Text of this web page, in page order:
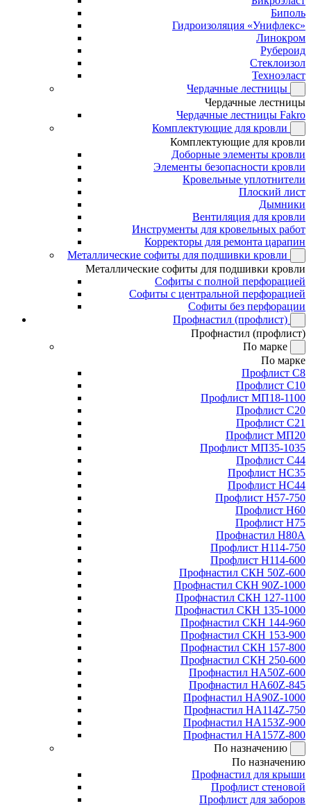
Биполь
Гидроизоляция «Унифлекс»
Линокром
Рубероид
Стеклоизол
Техноэласт
Чердачные лестницы
Чердачные лестницы
Чердачные лестницы Fakro
Комплектующие для кровли
Комплектующие для кровли
Доборные элементы кровли
Элементы безопасности кровли
Кровельные уплотнители
Плоский лист
Дымники
Вентиляция для кровли
Инструменты для кровельных работ
Корректоры для ремонта царапин
Металлические софиты для подшивки кровли
Металлические софиты для подшивки кровли
Софиты с полной перфорацией
Софиты с центральной перфорацией
Софиты без перфорации
Профнастил (профлист)
Профнастил (профлист)
По марке
По марке
Профлист С8
Профлист С10
Профлист МП18-1100
Профлист С20
Профлист С21
Профлист МП20
Профлист МП35-1035
Профлист С44
Профлист НС35
Профлист НС44
Профлист Н57-750
Профлист Н60
Профлист Н75
Профнастил Н80А
Профлист Н114-750
Профлист Н114-600
Профнастил СКН 50Z-600
Профнастил СКН 90Z-1000
Профнастил СКН 127-1100
Профнастил СКН 135-1000
Профнастил СКН 144-960
Профнастил СКН 153-900
Профнастил СКН 157-800
Профнастил СКН 250-600
Профнастил НА50Z-600
Профнастил НА60Z-845
Профнастил НА90Z-1000
Профнастил НА114Z-750
Профнастил НА153Z-900
Профнастил НА157Z-800
По назначению
По назначению
Профнастил для крыши
Профлист стеновой
Профлист для заборов